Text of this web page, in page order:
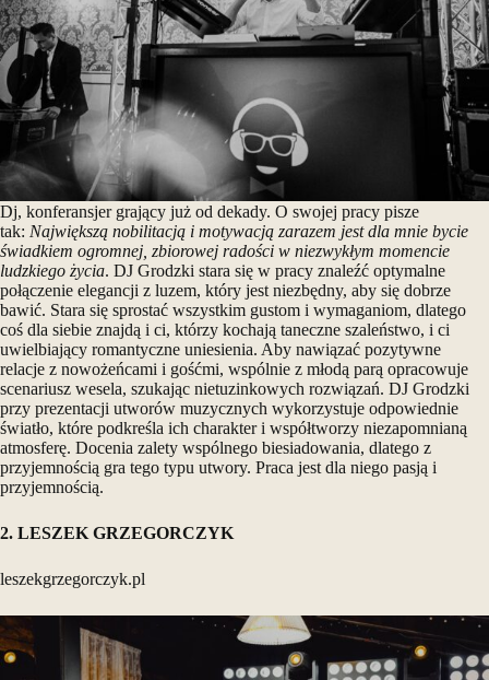
Dj, konferansjer grający już od dekady. O swojej pracy pisze
tak: Największą nobilitacją i motywacją zarazem jest dla mnie bycie
świadkiem ogromnej, zbiorowej radości w niezwykłym momencie
ludzkiego życia. DJ Grodzki stara się w pracy znaleźć optymalne
połączenie elegancji z luzem, który jest niezbędny, aby się dobrze
bawić. Stara się sprostać wszystkim gustom i wymaganiom, dlatego
coś dla siebie znajdą i ci, którzy kochają taneczne szaleństwo, i ci
uwielbiający romantyczne uniesienia. Aby nawiązać pozytywne
relacje z nowożeńcami i gośćmi, wspólnie z młodą parą opracowuje
scenariusz wesela, szukając nietuzinkowych rozwiązań. DJ Grodzki
przy prezentacji utworów muzycznych wykorzystuje odpowiednie
światło, które podkreśla ich charakter i współtworzy niezapomnianą
atmosferę. Docenia zalety wspólnego biesiadowania, dlatego z
przyjemnością gra tego typu utwory. Praca jest dla niego pasją i
przyjemnością.
2. LESZEK GRZEGORCZYK
leszekgrzegorczyk.pl